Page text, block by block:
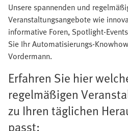
Unsere spannenden und
Veranstaltungsangebote wie
informative Foren, Spotlight-
Sie Ihr Automatisierungs-
Vordermann.
Erfahren Sie hier
regelmäßigen
zu Ihren täglichen
passt: